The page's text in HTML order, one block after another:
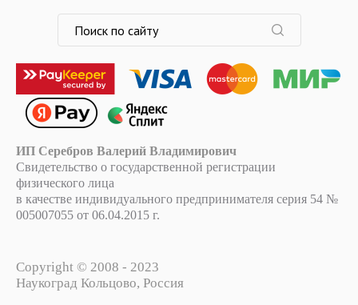
ИП Серебров Валерий Владимирович
Свидетельство о государственной регистрации
физического лица
в качестве индивидуального предпринимателя серия 54 №
005007055 от 06.04.2015 г.
Copyright © 2008 - 2023
Наукоград Кольцово, Россия